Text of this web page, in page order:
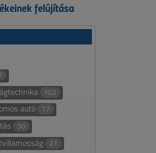
felújítása
102
autó 17
30
21